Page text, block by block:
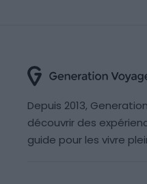
Depuis 2013,
découvrir des
guide pour les vivre